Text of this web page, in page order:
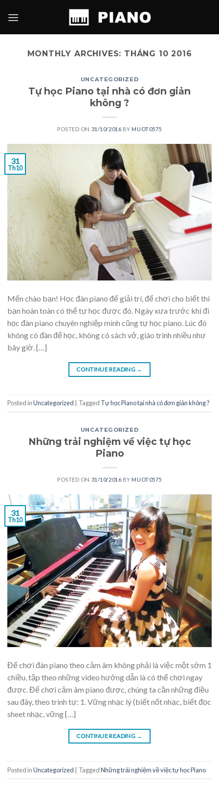
MONTHLY ARCHIVES: THÁNG 10 2016
UNCATEGORIZED
Tự học Piano tại nhà có đơn giản
không ?
POSTED ON 31/10/2016 BY MUOT0575
31
Th10
Mến chào bạn! Học đàn piano để giải trí, để chơi cho biết thì
bạn hoàn toàn có thể tự học được đó. Ngày xưa trước khi đi
học đàn piano chuyên nghiệp mình cũng tự học piano. Lúc đó
không có đàn để học, không có sách vở, giáo trình nhiều như
bây giờ. […]
CONTINUE READING →
Posted inUncategorized Tagged Tự học Piano tại nhà có đơn giản không ?
UNCATEGORIZED
Những trải nghiệm về việc tự học
Piano
POSTED ON 31/10/2016 BY MUOT0575
31
Th10
Để chơi đàn piano theo cảm âm không phải là việc một sớm 1
chiều, tập theo những video hướng dẫn là có thể chơi ngay
được. Để chơi cảm âm piano được, chúng ta cần những điều
sau đây, theo trình tự: 1. Vững nhạc lý (biết nốt nhạc, biết đọc
sheet nhạc, vững […]
CONTINUE READING →
Posted inUncategorized TaggedNhững trải nghiệm về việc tự học Piano